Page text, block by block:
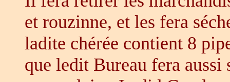
et rouzinne, et les fera
ladite chérée contient 8
que ledit Bureau fera aussi